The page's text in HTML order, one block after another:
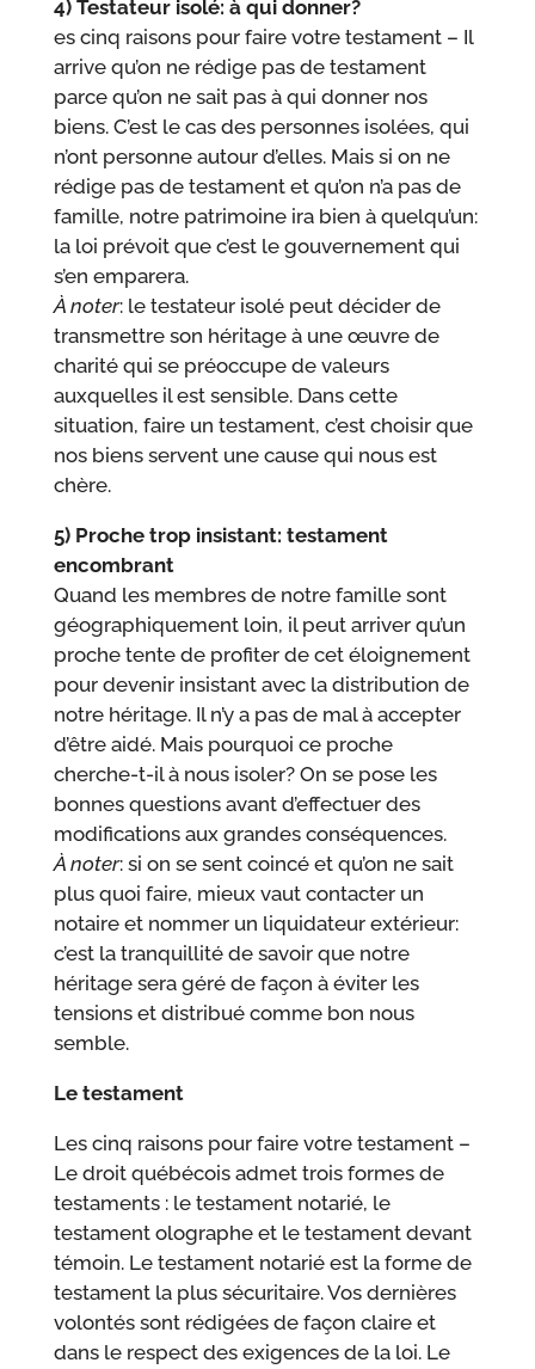
4) Testateur isolé: à qui donner?
es cinq raisons pour faire votre testament – Il
arrive qu’on ne rédige pas de testament
parce qu’on ne sait pas à qui donner nos
biens. C’est le cas des personnes isolées, qui
n’ont personne autour d’elles. Mais si on ne
rédige pas de testament et qu’on n’a pas de
famille, notre patrimoine ira bien à quelqu’un:
la loi prévoit que c’est le gouvernement qui
s’en emparera.
À noter: le testateur isolé peut décider de
transmettre son héritage à une œuvre de
charité qui se préoccupe de valeurs
auxquelles il est sensible. Dans cette
situation, faire un testament, c’est choisir que
nos biens servent une cause qui nous est
chère.
5) Proche trop insistant: testament
encombrant
Quand les membres de notre famille sont
géographiquement loin, il peut arriver qu’un
proche tente de profiter de cet éloignement
pour devenir insistant avec la distribution de
notre héritage. Il n’y a pas de mal à accepter
d’être aidé. Mais pourquoi ce proche
cherche-t-il à nous isoler? On se pose les
bonnes questions avant d’effectuer des
modifications aux grandes conséquences.
À noter: si on se sent coincé et qu’on ne sait
plus quoi faire, mieux vaut contacter un
notaire et nommer un liquidateur extérieur:
c’est la tranquillité de savoir que notre
héritage sera géré de façon à éviter les
tensions et distribué comme bon nous
semble.
Le testament
Les cinq raisons pour faire votre testament –
Le droit québécois admet trois formes de
testaments : le testament notarié, le
testament olographe et le testament devant
témoin. Le testament notarié est la forme de
testament la plus sécuritaire. Vos dernières
volontés sont rédigées de façon claire et
dans le respect des exigences de la loi. Le